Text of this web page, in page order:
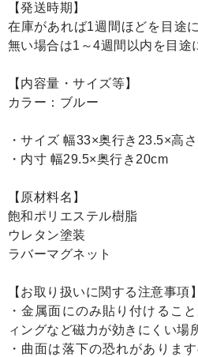
【発送時期】
在庫があれば1週間ほどを目途
無い場合は1～4週間以内を目途
【内容量・サイズ等】
カラー：ブルー
・サイズ 幅33×奥行き23.5×高
・内寸 幅29.5×奥行き20cm
【原材料名】
飽和ポリエステル樹脂
ウレタン塗装
ラバーマグネット
【お取り扱いに関する注意事項】
・金属面にのみ貼り付けるこ
ィングなど磁力が効きにくい場
・曲面は落下の恐れがありま